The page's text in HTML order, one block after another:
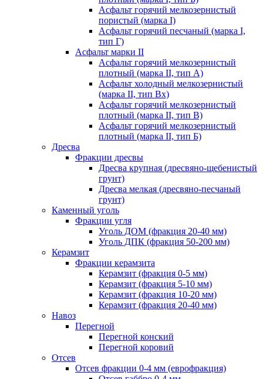
Асфальт горячий мелкозернистый
пористый (марка I)
Асфальт горячий песчаный (марка I,
тип Г)
Асфальт марки II
Асфальт горячий мелкозернистый
плотный (марка II, тип А)
Асфальт холодный мелкозернистый
(марка II, тип Вх)
Асфальт горячий мелкозернистый
плотный (марка II, тип В)
Асфальт горячий мелкозернистый
плотный (марка II, тип Б)
Дресва
Фракции дресвы
Дресва крупная (дресвяно-щебенистый
грунт)
Дресва мелкая (дресвяно-песчаный
грунт)
Каменный уголь
Фракции угля
Уголь ДОМ (фракция 20-40 мм)
Уголь ДПК (фракция 50-200 мм)
Керамзит
Фракции керамзита
Керамзит (фракция 0-5 мм)
Керамзит (фракция 5-10 мм)
Керамзит (фракция 10-20 мм)
Керамзит (фракция 20-40 мм)
Навоз
Перегной
Перегной конский
Перегной коровий
Отсев
Отсев фракции 0-4 мм (еврофракция)